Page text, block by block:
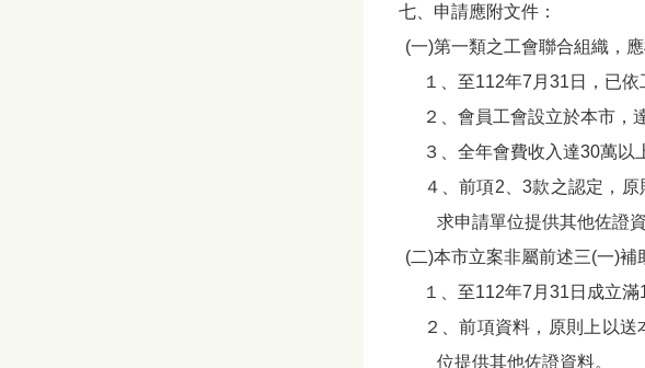
七、申請應附文件：
(一)第一類之工會聯合組織，應
１、至112年7月31日，已依
２、會員工會設立於本市，
３、全年會費收入達30萬以
４、前項2、3款之認定，原
求申請單位提供其他佐證資
(二)本市立案非屬前述三(一)補
１、至112年7月31日成立滿
２、前項資料，原則上以送
位提供其他佐證資料。